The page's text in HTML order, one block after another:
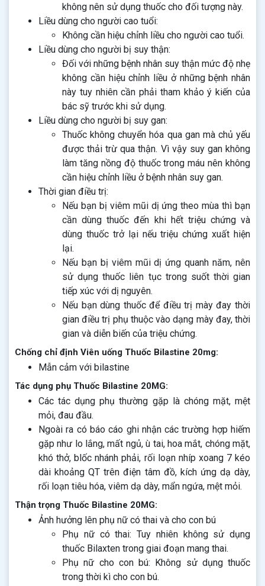
không nên sử dụng thuốc cho đối tượng này.
Liều dùng cho người cao tuổi:
Không cần hiệu chỉnh liều cho người cao tuổi.
Liều dùng cho người bị suy thận:
Đối với những bệnh nhân suy thận mức độ nhẹ
không cần hiệu chỉnh liều ở những bệnh nhân
này tuy nhiên cần phải tham khảo ý kiến của
bác sỹ trước khi sử dụng.
Liều dùng cho người bị suy gan:
Thuốc không chuyển hóa qua gan mà chủ yếu
được thải trừ qua thận. Vì vậy suy gan không
làm tăng nồng độ thuốc trong máu nên không
cần hiệu chỉnh liều ở bệnh nhân suy gan.
Thời gian điều trị:
Nếu bạn bị viêm mũi dị ứng theo mùa thì bạn
cần dùng thuốc đến khi hết triệu chứng và
dùng thuốc trở lại nếu triệu chứng xuất hiện
lại.
Nếu bạn bị viêm mũi dị ứng quanh năm, nên
sử dụng thuốc liên tục trong suốt thời gian
tiếp xúc với dị nguyên.
Nếu bạn dùng thuốc để điều trị mày đay thời
gian điều trị phụ thuộc vào dạng mày đay, thời
gian và diễn biến của triệu chứng.
Chống chỉ định Viên uống Thuốc Bilastine 20mg:
Mẫn cảm với bilastine
Tác dụng phụ Thuốc Bilastine 20MG:
Các tác dụng phụ thường gặp là chóng mặt, mệt
mỏi, đau đầu.
Ngoài ra có báo cáo ghi nhận các trường hợp hiếm
gặp như lo lắng, mất ngủ, ù tai, hoa mắt, chóng mặt,
khó thở, blốc nhánh phải, rối loạn nhíp xoang 7 kéo
dài khoảng QT trên điện tâm đồ, kích ứng dạ dày,
rối loạn tiêu hóa, viêm dạ dày, mẩn ngứa, mệt mỏi.
Thận trọng Thuốc Bilastine 20MG:
Ảnh hưởng lên phụ nữ có thai và cho con bú
Phụ nữ có thai: Tuy nhiên không sử dụng
thuốc Bilaxten trong giai đoạn mang thai.
Phụ nữ cho con bú: Không sử dụng thuốc
trong thời kì cho con bú.